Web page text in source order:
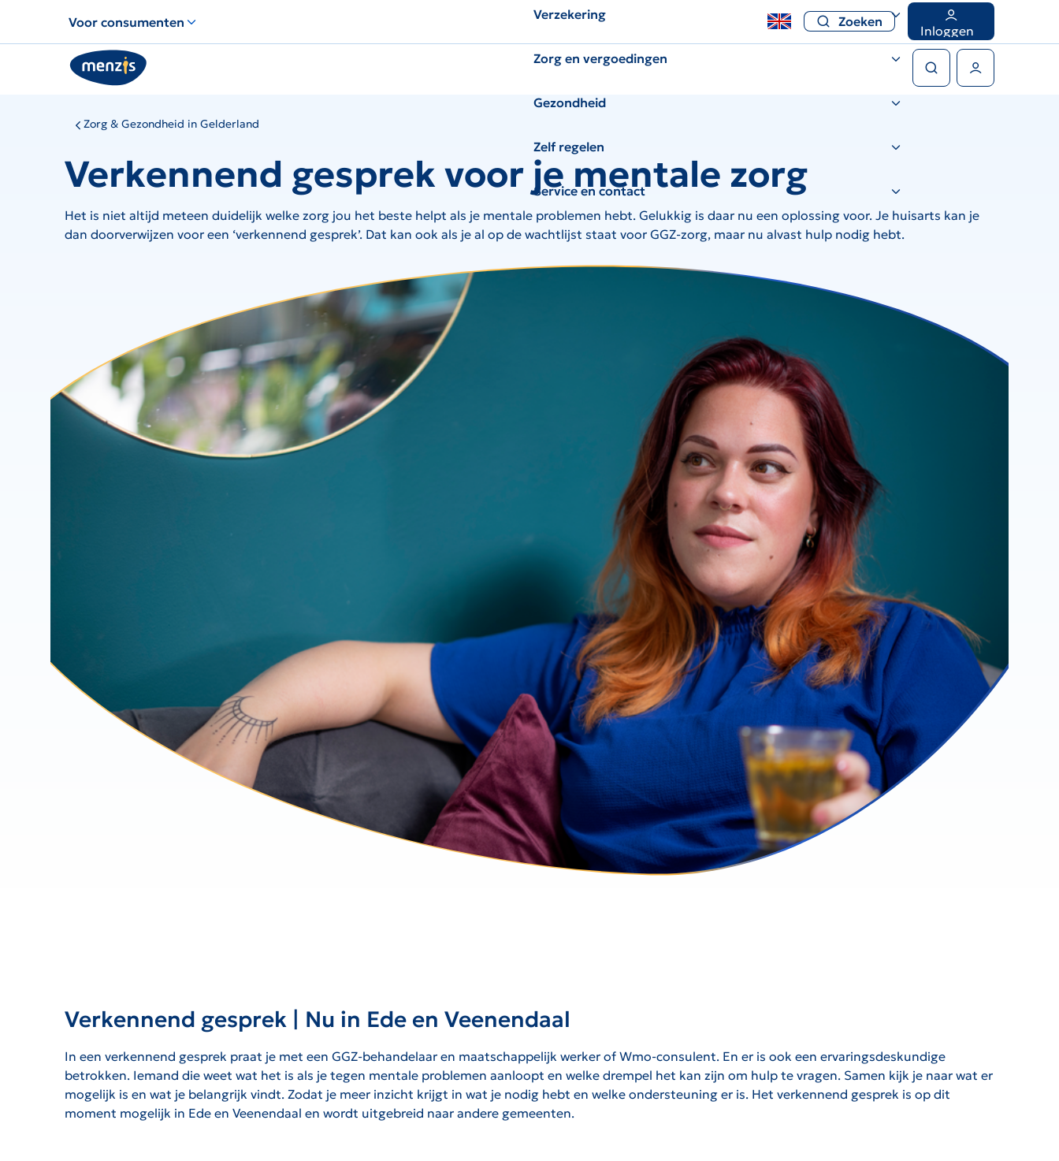
voor
snelle
navigatie
Voor consumenten Zoeken
Inloggen
Verzekering
Zorg en vergoedingen
Gezondheid
Zelf regelen
Service en contact
Zorg & Gezondheid in Gelderland
Verkennend gesprek voor je mentale zorg
Het is niet altijd meteen duidelijk welke zorg jou het beste helpt als je mentale problemen hebt. Gelukkig is daar nu een oplossing voor. Je huisarts kan je
dan doorverwijzen voor een ‘verkennend gesprek’. Dat kan ook als je al op de wachtlijst staat voor GGZ-zorg, maar nu alvast hulp nodig hebt.
Verkennend gesprek | Nu in Ede en Veenendaal
In een verkennend gesprek praat je met een GGZ-behandelaar en maatschappelijk werker of Wmo-consulent. En er is ook een ervaringsdeskundige
betrokken. Iemand die weet wat het is als je tegen mentale problemen aanloopt en welke drempel het kan zijn om hulp te vragen. Samen kijk je naar wat er
mogelijk is en wat je belangrijk vindt. Zodat je meer inzicht krijgt in wat je nodig hebt en welke ondersteuning er is. Het verkennend gesprek is op dit
moment mogelijk in Ede en Veenendaal en wordt uitgebreid naar andere gemeenten.